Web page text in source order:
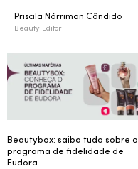
Priscila Nárriman Cândido
Beauty Editor
Beautybox: saiba tudo sobre o
programa de fidelidade de
Eudora